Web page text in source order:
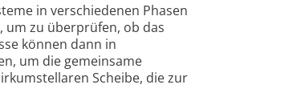
in verschiedenen Phasen
um zu überprüfen, ob das
können dann in
um die gemeinsame
Scheibe, die zur